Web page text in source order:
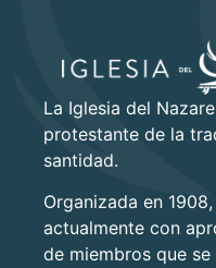
La Iglesia del
protestante de la
santidad.
Organizada en
actualmente con
de miembros que